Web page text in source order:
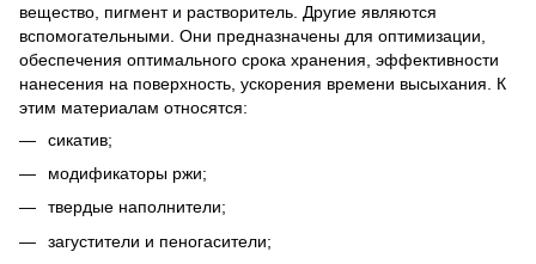
вещество, пигмент и растворитель. Другие являются
вспомогательными. Они предназначены для оптимизации,
обеспечения оптимального срока хранения, эффективности
нанесения на поверхность, ускорения времени высыхания. К
этим материалам относятся:
сикатив;
модификаторы ржи;
твердые наполнители;
загустители и пеногасители;